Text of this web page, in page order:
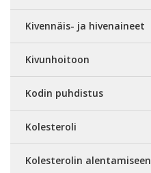
Kivennäis- ja hivenaineet
Kivunhoitoon
Kodin puhdistus
Kolesteroli
Kolesterolin alentamiseen